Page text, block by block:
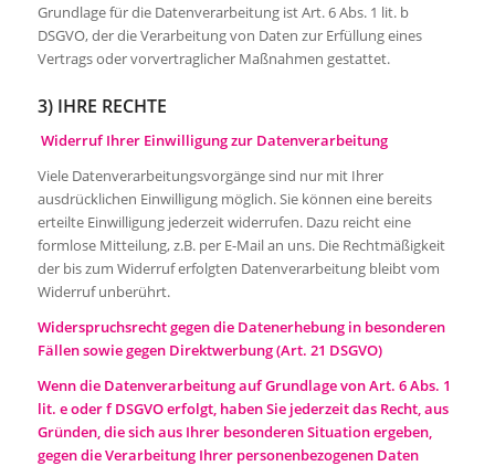
Grundlage für die Datenverarbeitung ist Art. 6 Abs. 1 lit. b
DSGVO, der die Verarbeitung von Daten zur Erfüllung eines
Vertrags oder vorvertraglicher Maßnahmen gestattet.
3) IHRE RECHTE
Widerruf Ihrer Einwilligung zur Datenverarbeitung
Viele Datenverarbeitungsvorgänge sind nur mit Ihrer
ausdrücklichen Einwilligung möglich. Sie können eine bereits
erteilte Einwilligung jederzeit widerrufen. Dazu reicht eine
formlose Mitteilung, z.B. per E-Mail an uns. Die Rechtmäßigkeit
der bis zum Widerruf erfolgten Datenverarbeitung bleibt vom
Widerruf unberührt.
Widerspruchsrecht gegen die Datenerhebung in besonderen
Fällen sowie gegen Direktwerbung (Art. 21 DSGVO)
Wenn die Datenverarbeitung auf Grundlage von Art. 6 Abs. 1
lit. e oder f DSGVO erfolgt, haben Sie jederzeit das Recht, aus
Gründen, die sich aus Ihrer besonderen Situation ergeben,
gegen die Verarbeitung Ihrer personenbezogenen Daten